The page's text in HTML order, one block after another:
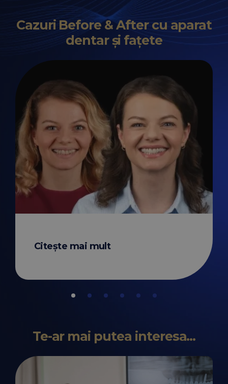
Cazuri Before & After cu aparat
dentar și fațete
Citește mai mult
Stefan M. -
Te-ar mai putea interesa...